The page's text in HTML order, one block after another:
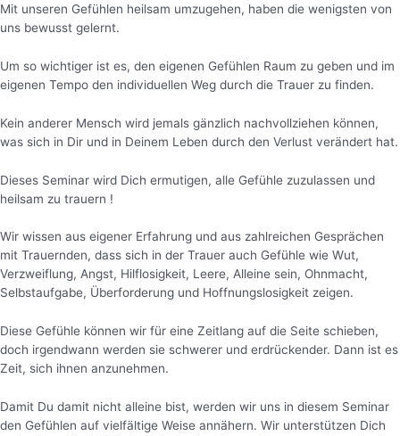
Mit unseren Gefühlen heilsam umzugehen, haben die wenigsten von
uns bewusst gelernt.
Um so wichtiger ist es, den eigenen Gefühlen Raum zu geben und im
eigenen Tempo den individuellen Weg durch die Trauer zu finden.
Kein anderer Mensch wird jemals gänzlich nachvollziehen können,
was sich in Dir und in Deinem Leben durch den Verlust verändert hat.
Dieses Seminar wird Dich ermutigen, alle Gefühle zuzulassen und
heilsam zu trauern !
Wir wissen aus eigener Erfahrung und aus zahlreichen Gesprächen
mit Trauernden, dass sich in der Trauer auch Gefühle wie Wut,
Verzweiflung, Angst, Hilflosigkeit, Leere, Alleine sein, Ohnmacht,
Selbstaufgabe, Überforderung und Hoffnungslosigkeit zeigen.
Diese Gefühle können wir für eine Zeitlang auf die Seite schieben,
doch irgendwann werden sie schwerer und erdrückender. Dann ist es
Zeit, sich ihnen anzunehmen.
Damit Du damit nicht alleine bist, werden wir uns in diesem Seminar
den Gefühlen auf vielfältige Weise annähern. Wir unterstützen Dich